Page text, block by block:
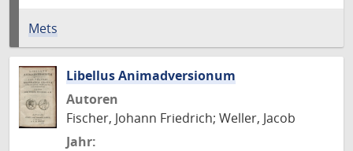
Mets
Libellus Animadversionum
Autoren
Fischer, Johann Friedrich; Weller, Jacob
Jahr: